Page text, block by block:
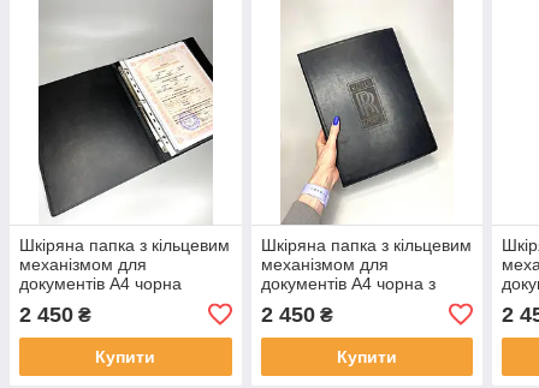
Шкіряна папка з кільцевим
механізмом для
документів А4 чорна
2 450 ₴
Купити
Шкіряна папка з кільцевим
механізмом для
документів А4 чорна з
гравіювання Rolls-Royce
2 450₴
Купити
2